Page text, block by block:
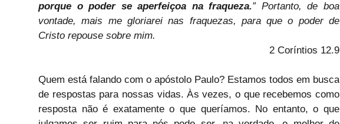
porque o poder se aperfeiçoa na fraqueza.” Portanto, de boa
vontade, mais me gloriarei nas fraquezas, para que o poder de
Cristo repouse sobre mim.
2 Coríntios 12.9
Quem está falando com o apóstolo Paulo? Estamos todos em busca
de respostas para nossas vidas. Às vezes, o que recebemos como
resposta não é exatamente o que queríamos. No entanto, o que